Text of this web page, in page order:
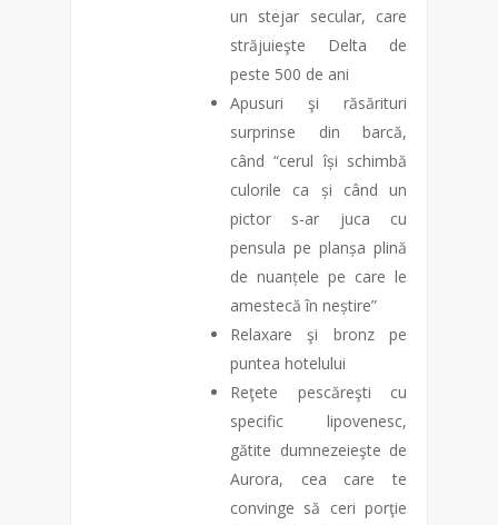
un stejar secular, care
străjuieşte Delta de
peste 500 de ani
Apusuri şi răsărituri
surprinse din barcă,
când “cerul își schimbă
culorile ca și când un
pictor s-ar juca cu
pensula pe planșa plină
de nuanțele pe care le
amestecă în neștire”
Relaxare şi bronz pe
puntea hotelului
Reţete pescăreşti cu
specific lipovenesc,
gătite dumnezeieşte de
Aurora, cea care te
convinge să ceri porţie